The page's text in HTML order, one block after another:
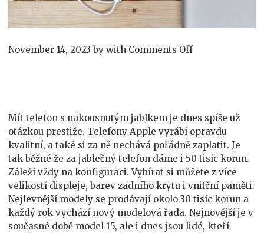
November 14, 2023 bywith Comments Offon
telefon
Mít telefon s nakousnutým jablkem je dnes spíše už
otázkou prestiže. Telefony Apple vyrábí opravdu
kvalitní, a také si za ně nechává pořádně zaplatit. Je
tak běžné že za jablečný telefon dáme i 50 tisíc korun.
Záleží vždy na konfiguraci. Vybírat si můžete z více
velikostí displeje, barev zadního krytu i vnitřní paměti.
Nejlevnější modely se prodávají okolo 30 tisíc korun a
každý rok vychází nový modelová řada. Nejnovější je v
současné době model 15, ale i dnes jsou lidé, kteří